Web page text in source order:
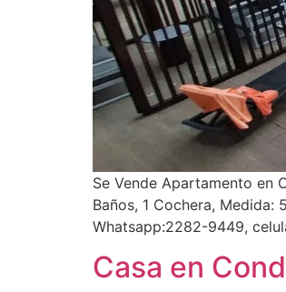
Se Vende Apartamento en
Baños, 1 Cochera,
Whatsapp:2282-9449,
Casa en